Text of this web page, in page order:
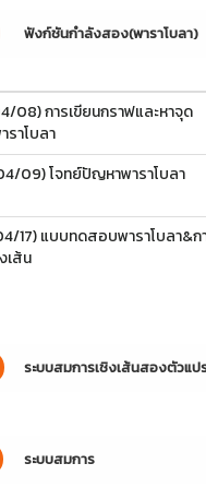
ฟังก์ชันกำลังสอง(พาราโบลา)
08) การเขียนกราฟและหาจุด
าโบลา
09) โจทย์ปัญหาพาราโบลา
17) แบบทดสอบพาราโบลา&ก
เส้น
ระบบสมการเชิงเส้นสองตัวแป
ระบบสมการ